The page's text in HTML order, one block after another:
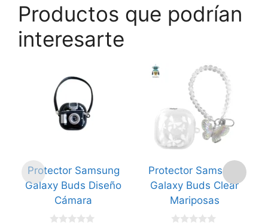
Productos que podrían
interesarte
Protector Samsung
Galaxy Buds Diseño
Cámara
Protector Samsung
Galaxy Buds Clear
Mariposas